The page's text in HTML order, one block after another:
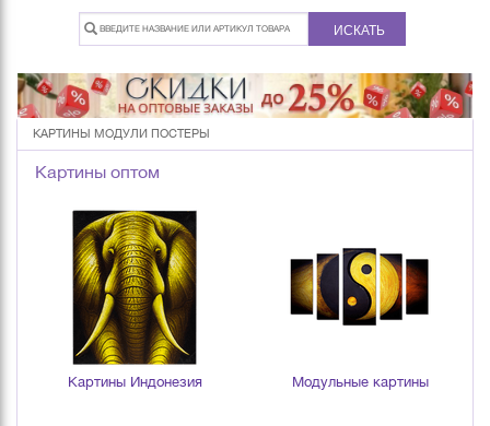
ИСКАТЬ
КАРТИНЫ МОДУЛИ ПОСТЕРЫ
Картины оптом
Картины Индонезия Модульные картины